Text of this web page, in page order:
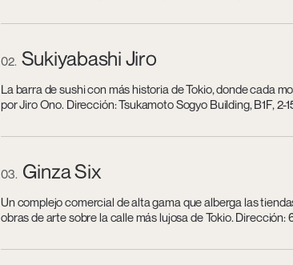
02 Sukiyabashi Jiro
La barra de sushi con más historia de Tokio, donde cada
por Jiro Ono. Dirección: Tsukamoto Sogyo Building, B1F, 2-
03 Ginza Six
Un complejo comercial de alta gama que alberga las
obras de arte sobre la calle más lujosa de Tokio. Dirección: